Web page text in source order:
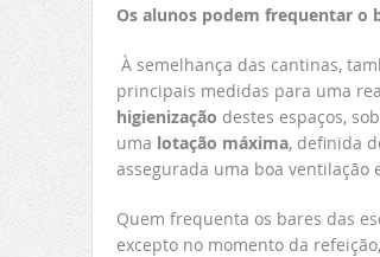
Os alunos podem frequentar o
À semelhança das cantinas,
principais medidas para uma
higienização destes espaços,
uma lotação máxima, definida
assegurada uma boa ventilação
Quem frequenta os bares das
excepto no momento da